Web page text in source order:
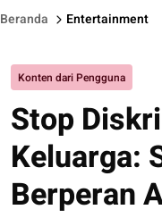
Beranda Entertainment
Konten dari Pengguna
Stop
Keluarga:
Berperan